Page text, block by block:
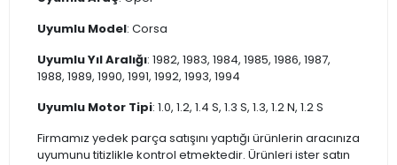
Uyumlu Model: Corsa
Uyumlu Yıl Aralığı: 1982, 1983, 1984, 1985, 1986, 1987,
1988, 1989, 1990, 1991, 1992, 1993, 1994
Uyumlu Motor Tipi: 1.0, 1.2, 1.4 S, 1.3 S, 1.3, 1.2 N, 1.2 S
Firmamız yedek parça satışını yaptığı ürünlerin aracınıza
uyumunu titizlikle kontrol etmektedir. Ürünleri ister satın